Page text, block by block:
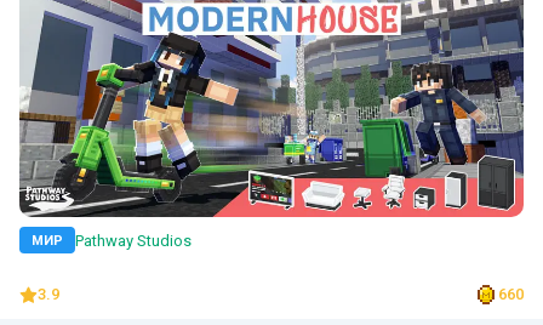
МИР Pathway Studios
3.9 660